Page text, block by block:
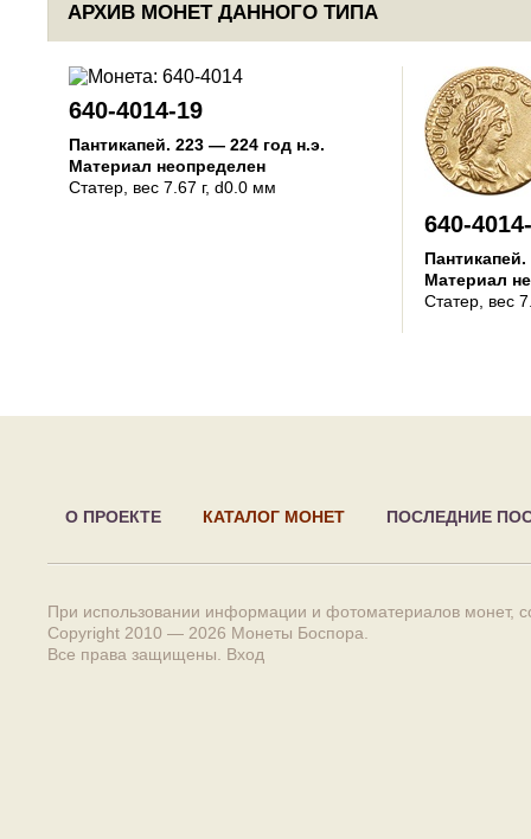
АРХИВ МОНЕТ ДАННОГО ТИПА
640-4014-19
Пантикапей. 223 — 224 год н.э.
Материал неопределен
Статер , вес 7.67 г, d0.0 мм
640-
Пантикапей.
Материал
Статер , вес
О ПРОЕКТЕ КАТАЛОГ МОНЕТ ПОСЛЕДНИЕ
При использовании информации и фотоматериалов монет,
Copyright 2010 — 2026 Монеты Боспора
Все права защищены. Вход